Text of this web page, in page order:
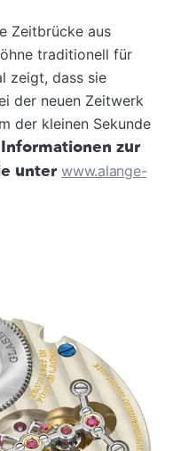
Zeitbrücke aus
traditionell für
zeigt, dass sie
der neuen Zeitwerk
der kleinen Sekunde
zur
unter www.alange-